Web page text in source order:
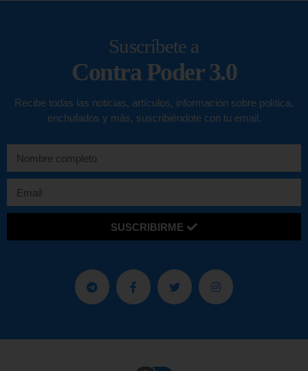
Suscríbete a
Contra Poder 3.0
Recibe todas las noticias, artículos, información sobre política,
enchufados y más, suscribiéndote con tu email.
SUSCRIBIRME